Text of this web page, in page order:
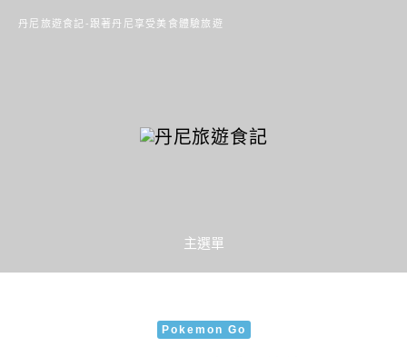
丹尼旅遊食記-跟著丹尼享受美食體驗旅遊
主選單
Pokemon Go